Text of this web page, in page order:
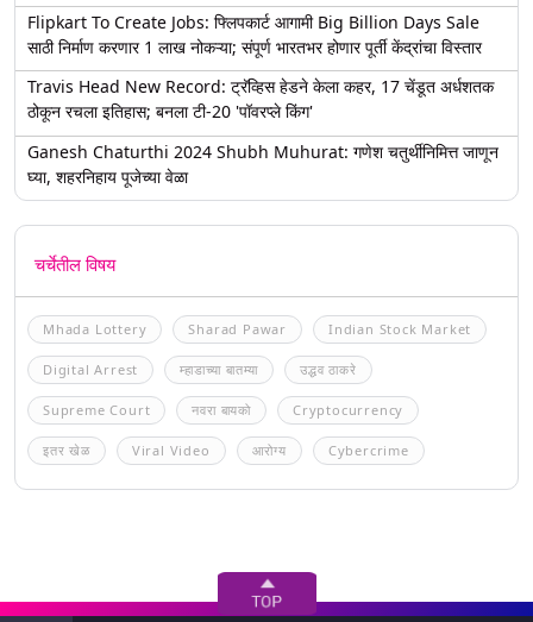
Flipkart To Create Jobs: फ्लिपकार्ट आगामी Big Billion Days Sale
साठी निर्माण करणार 1 लाख नोकऱ्या; संपूर्ण भारतभर होणार पूर्ती केंद्रांचा विस्तार
Travis Head New Record: ट्रॅव्हिस हेडने केला कहर, 17 चेंडूत अर्धशतक
ठोकून रचला इतिहास; बनला टी-20 'पॉवरप्ले किंग'
Ganesh Chaturthi 2024 Shubh Muhurat: गणेश चतुर्थीनिमित्त जाणून
घ्या, शहरनिहाय पूजेच्या वेळा
चर्चेतील विषय
Mhada Lottery Sharad Pawar Indian Stock Market
Digital Arrest म्हाडाच्या बातम्या उद्धव ठाकरे
Supreme Court नवरा बायको Cryptocurrency
इतर खेळ Viral Video आरोग्य Cybercrime